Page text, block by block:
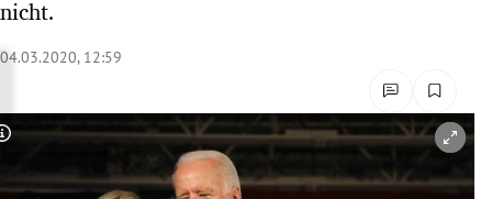
Untermenü
Untermenü
nicht.
04.03.2020, 12:59
Copyright-Hinweis öffnen/schließen